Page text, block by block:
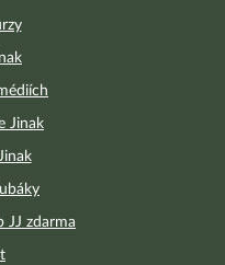
Jinak
JJ zdarma